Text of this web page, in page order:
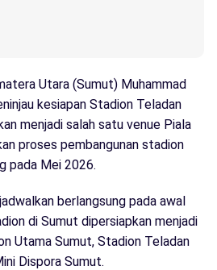
Utara (Sumut) Muhammad
kesiapan Stadion Teladan
menjadi salah satu venue Piala
proses pembangunan stadion
pada Mei 2026.
berlangsung pada awal
di Sumut dipersiapkan menjadi
Utama Sumut, Stadion Teladan
Dispora Sumut.